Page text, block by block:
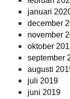
januari
december
november
oktober
september
augusti
juli 2019
juni 2019